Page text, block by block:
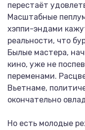
перестаёт
Масштабные
хэппи-эндами
реальности, что
Былые мастера,
кино, уже не
переменами.
Вьетнаме,
окончательно
Но есть молодые